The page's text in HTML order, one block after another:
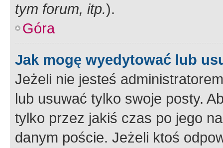
tym forum, itp.).
Góra
Jak mogę wyedytować lub
Jeżeli nie jesteś
lub usuwać tylko swoje posty.
tylko przez jakiś czas po jego
danym poście. Jeżeli ktoś